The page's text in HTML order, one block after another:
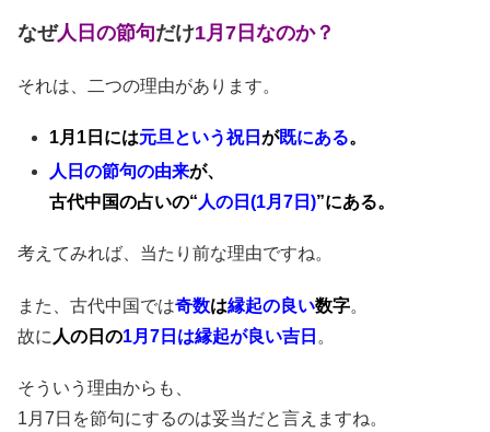
なぜ人日の節句だけ1月7日なのか？
それは、二つの理由があります。
1月1日には元旦という祝日が既にある。
人日の節句の由来が、
古代中国の占いの“ 人の日(1月7日)”にある。
考えてみれば、当たり前な理由ですね。
また、古代中国では奇数は縁起の良い数字。
故に 人の日の1月7日は縁起が良い吉日 。
そういう理由からも、
1月7日を節句にするのは妥当だと言えますね。